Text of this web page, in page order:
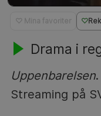
♡ Mina favoriter
Drama i
Uppenbarelsen
Streaming på